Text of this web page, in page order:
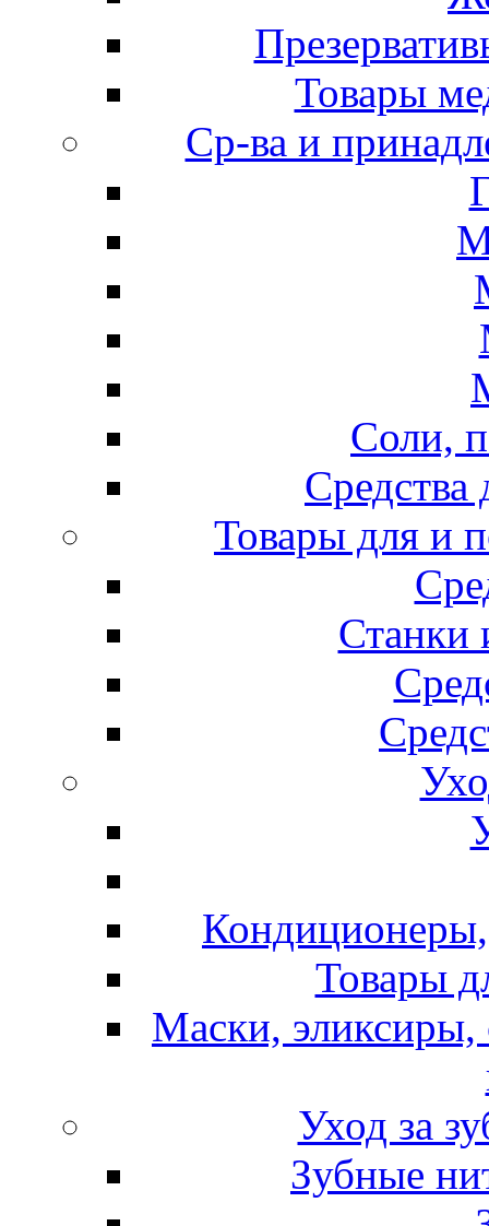
Товары
Ср-ва и
Соли,
Товары для и
Станки
Кондиционеры,
Товары
Маски, эликсиры,
Уход за
Зубные